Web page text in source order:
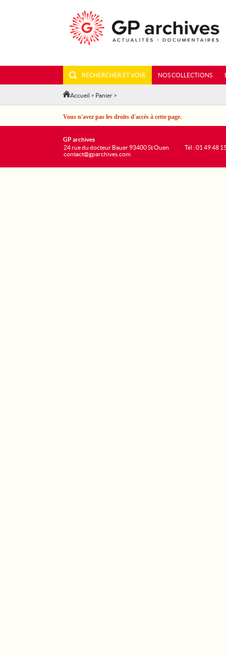
RECHERCHER ET VOIR NOS COLLECTIONS
Accueil > Panier >
Vous n'avez pas les droits d'accès à cette page.
GP archives
24 rue du docteur Bauer 93400 St Ouen
contact@gparchives.com
Tél : 01 49 48